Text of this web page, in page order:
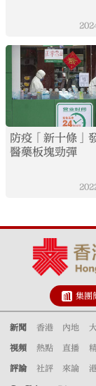
防疫「新十條
醫藥板塊勁彈
集團
新聞 香港 內地
視頻 熱點 直播
評論 社評 來論